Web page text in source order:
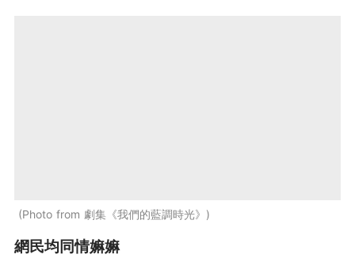
Photo from 劇集《我們的藍調時光》
網民均同情嫲嫲